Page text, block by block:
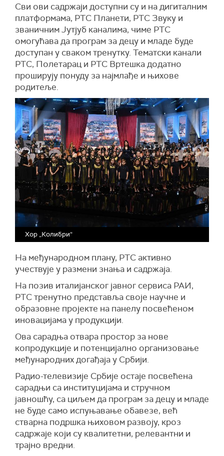
Сви ови садржаји доступни су и на дигиталним
платформама, РТС Планети, РТС Звуку и
званичним Јутјуб каналима, чиме РТС
омогућава да програм за децу и младе буде
доступан у сваком тренутку. Тематски канали
РТС, Полетарац и РТС Вртешка додатно
проширују понуду за најмлађе и њихове
родитеље.
Хор „Колибри“
На међународном плану, РТС активно
учествује у размени знања и садржаја.
На позив италијанског јавног сервиса РАИ,
РТС тренутно представља своје научне и
образовне пројекте на панелу посвећеном
иновацијама у продукцији.
Ова сарадња отвара простор за нове
копродукције и потенцијално организовање
међународних догађаја у Србији.
Радио-телевизије Србије остаје посвећена
сарадњи са институцијама и стручном
јавношћу, са циљем да програм за децу и младе
не буде само испуњавање обавезе, већ
стварна подршка њиховом развоју, кроз
садржаје који су квалитетни, релевантни и
трајно вредни.